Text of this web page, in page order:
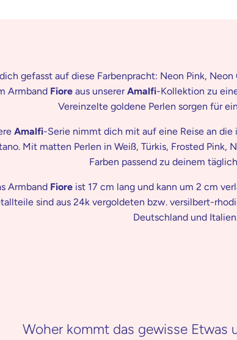
gefasst auf diese Farbenpracht: Neon Pink,
Armband Fioreaus unsererAmalfi-Kollektion zu
Vereinzelte goldene Perlen sorgen für
Amalfi-Serie nimmt dich mit auf eine Reise an
Mit matten Perlen in Weiß, Türkis, Frosted Pink,
Farben passend zu deinem
Armband Fiore ist 17 cm lang und kann um 2 cm
sind aus 24k vergoldeten bzw. versilbert-
Deutschland und
Woher kommt das gewisse Etwas